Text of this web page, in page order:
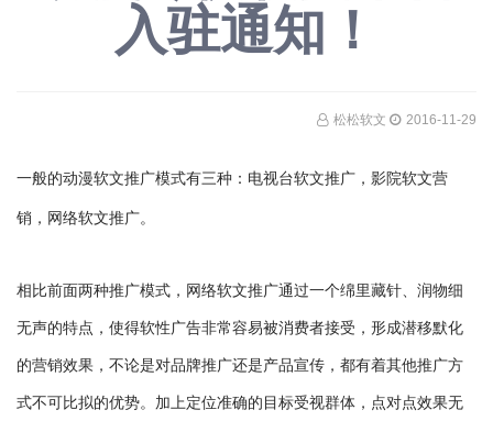
入驻通知！
松松软文 2016-11-29
一般的动漫软文推广模式有三种：电视台软文推广，影院软文营
销，网络软文推广。
相比前面两种推广模式，网络软文推广通过一个绵里藏针、润物细
无声的特点，使得软性广告非常容易被消费者接受，形成潜移默化
的营销效果，不论是对品牌推广还是产品宣传，都有着其他推广方
式不可比拟的优势。 加上定位准确的目标受视群体，点对点效果无